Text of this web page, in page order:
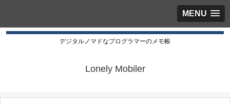
MENU
デジタルノマドなプログラマーのメモ帳
Lonely Mobiler